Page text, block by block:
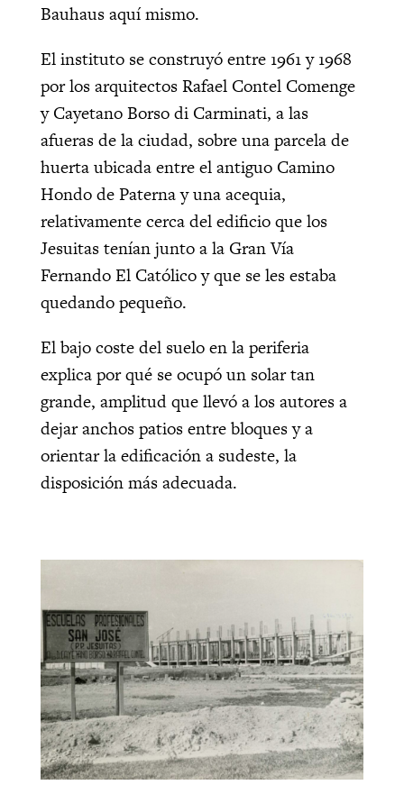
Bauhaus aquí mismo.
El instituto se construyó entre 1961 y 1968
por los arquitectos Rafael Contel Comenge
y Cayetano Borso di Carminati, a las
afueras de la ciudad, sobre una parcela de
huerta ubicada entre el antiguo Camino
Hondo de Paterna y una acequia,
relativamente cerca del edificio que los
Jesuitas tenían junto a la Gran Vía
Fernando El Católico y que se les estaba
quedando pequeño.
El bajo coste del suelo en la periferia
explica por qué se ocupó un solar tan
grande, amplitud que llevó a los autores a
dejar anchos patios entre bloques y a
orientar la edificación a sudeste, la
disposición más adecuada.